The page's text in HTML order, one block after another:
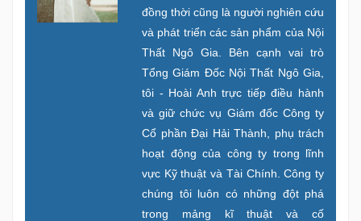
đồng thời cũng là người nghiên cứu
và phát triển các sản phẩm của Nội
Thất Ngô Gia. Bên cạnh vai trò
Tổng Giám Đốc Nội Thất Ngô Gia,
tôi - Hoài Anh trực tiếp điều hành
và giữ chức vụ Giám đốc Công ty
Cổ phần Đại Hải Thành, phụ trách
hoạt động của công ty trong lĩnh
vực Kỹ thuật và Tài Chính. Công ty
chúng tôi luôn có những đột phá
trong mảng kĩ thuật và cố